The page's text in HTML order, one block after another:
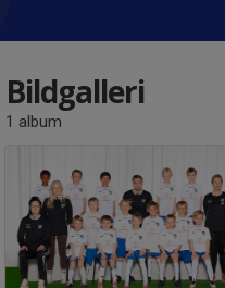
Bildgalleri
1 album